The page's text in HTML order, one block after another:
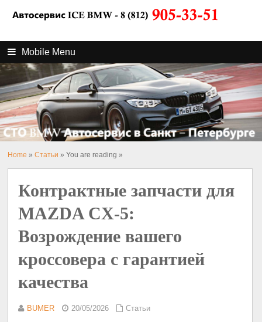
Mobile Menu
Home »Статьи » You are reading »
Контрактные запчасти для
MAZDA CX-5:
Возрождение вашего
кроссовера с гарантией
качества
BUMER 20/05/2026 Статьи